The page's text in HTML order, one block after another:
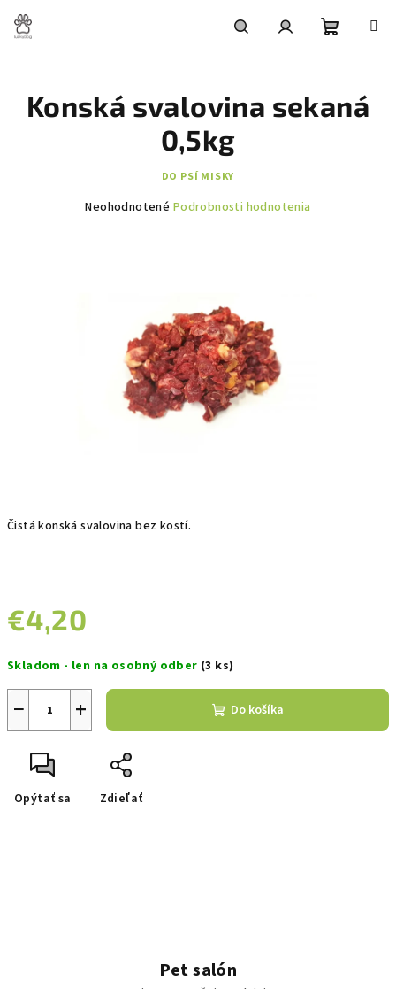
obsah
košík
Čistá konská svalovina bez kostí.
€4,20
cena:
Skladom - len na osobný odber (3 ks)
+
− Do košíka
Opýtať sa Zdieľať
Konská svalovina sekaná
0,5kg
DO PSÍ MISKY
Priemerné
hviezdičiek.
Neohodnotené Podrobnosti hodnotenia
Pet salón